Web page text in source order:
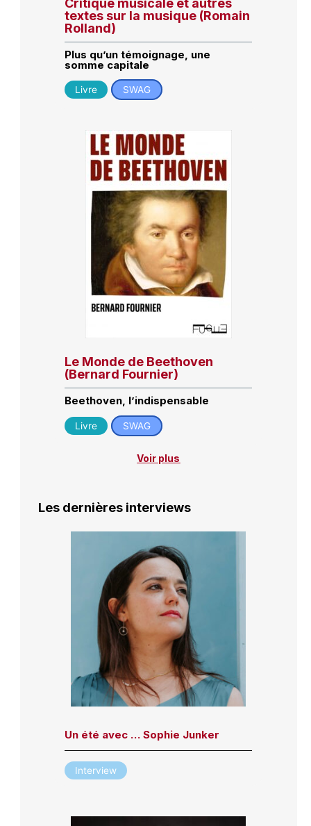
textes sur la musique (Romain
Rolland)
Plus qu’un témoignage, une
somme capitale
Livre SWAG
Le Monde de Beethoven
(Bernard Fournier)
Beethoven, l’indispensable
Livre SWAG
Voir plus
Les dernières interviews
Un été avec … Sophie Junker
Interview